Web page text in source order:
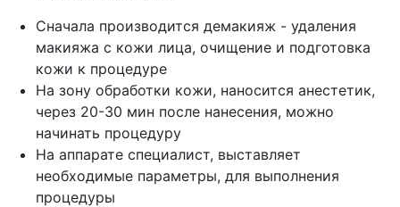
Сначала производится демакияж - удаления
макияжа с кожи лица, очищение и подготовка
кожи к процедуре
На зону обработки кожи, наносится анестетик,
через 20-30 мин после нанесения, можно
начинать процедуру
На аппарате специалист, выставляет
необходимые параметры, для выполнения
процедуры